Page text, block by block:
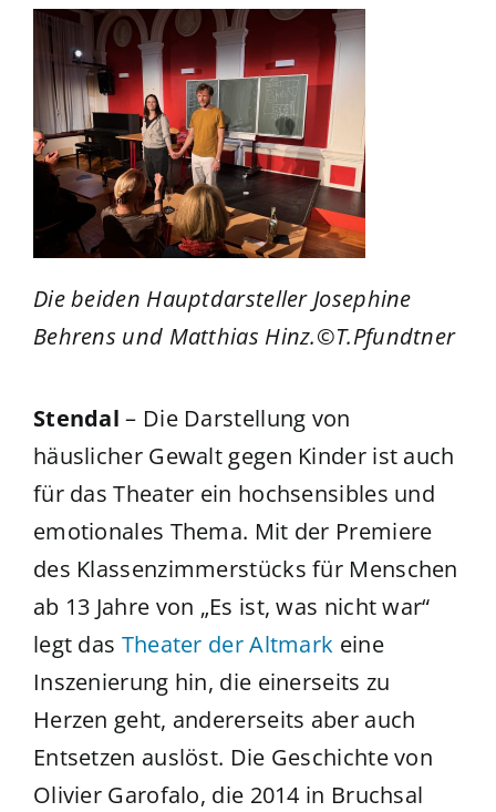
Die beiden Hauptdarsteller Josephine
Behrens und Matthias Hinz.©T.Pfundtner
Stendal– Die Darstellung von
häuslicher Gewalt gegen Kinder ist auch
für das Theater ein hochsensibles und
emotionales Thema. Mit der Premiere
des Klassenzimmerstücks für Menschen
ab 13 Jahre von „Es ist, was nicht war“
legt das Theater der Altmark eine
Inszenierung hin, die einerseits zu
Herzen geht, andererseits aber auch
Entsetzen auslöst. Die Geschichte von
Olivier Garofalo, die 2014 in Bruchsal